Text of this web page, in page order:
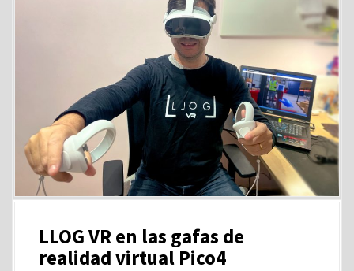
LLOG VR en las gafas de
realidad virtual Pico4